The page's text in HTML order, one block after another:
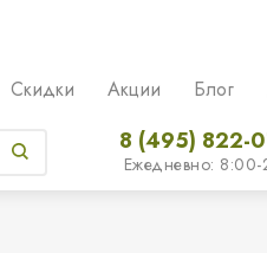
Скидки Акции Блог
8 (495) 822-
Ежедневно: